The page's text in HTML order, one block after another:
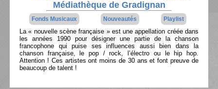
Médiathèque de Gradignan
Fonds Musicaux Nouveautés Playlist
La « nouvelle scène française » est une appellation créée dans
les années 1990 pour désigner une partie de la chanson
francophone qui puise ses influences aussi bien dans la
chanson française, le pop / rock, l’électro ou le hip hop.
Attention ! Ces artistes ont moins de 30 ans et font preuve de
beaucoup de talent !